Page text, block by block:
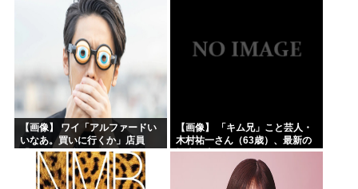
【画像】 ワイ「アルファードい
いなあ。買いに行くか」店員
「ほいっ見積もりな！」ワイ
「金額おかしくね？」←お前ら
もそう思うよな？？？？？
【画像】 「キム兄」こと芸人・
木村祐一さん（63歳）、最新の
松本人志さんとのツーショット
が完全に別人だとネット騒然！
「マジで誰かわからん」...